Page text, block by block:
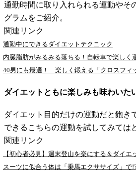
通勤時間に取り入れられる運動やそ
グラムをご紹介。
関連リンク
通勤中にできるダイエットテクニック
内臓脂肪がみるみる落ちる！自転車で楽しく
40男にも最適！ 楽しく鍛える「クロスフィ
ダイエットともに楽しみも味わいた
ダイエット目的だけの運動だと飽き
できるこちらの運動を試してみては
関連リンク
【初心者必見】週末登山を楽にする＆ダイエ
スーツに似合う体は「乗馬エクササイズ」で